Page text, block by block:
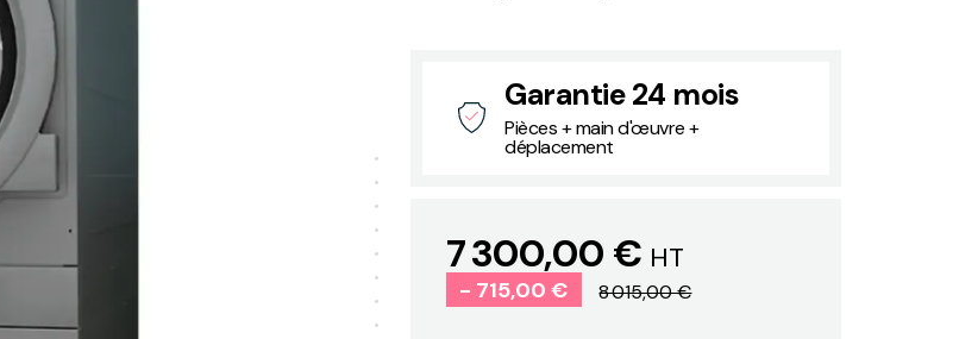
Garantie 24 mois
Pièces + main d'œuvre +
déplacement
7 300,00 € HT
- 715,00 € 8 015,00 €